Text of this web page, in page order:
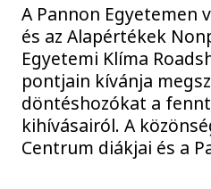
A Pannon Egyetemen
és az Alapértékek
Egyetemi Klíma
pontjain kívánja
döntéshozókat a
kihívásairól. A
Centrum diákjai és a